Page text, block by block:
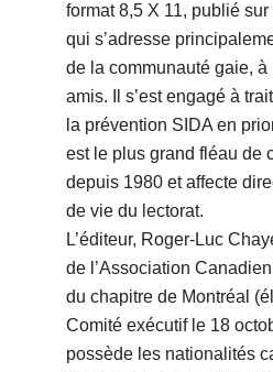
format 8,5 X 11, publié
qui s’adresse
de la communauté gaie,
amis. Il s’est engagé à
la prévention SIDA en
est le plus grand fléau de
depuis 1980 et affecte
de vie du lectorat.
L’éditeur, Roger-Luc
de l’Association
du chapitre de Montréal
Comité exécutif le 18
possède les nationalités